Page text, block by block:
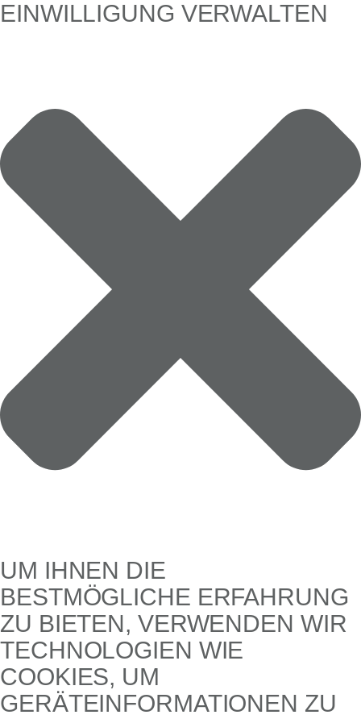
EINWILLIGUNG VERWALTEN
UM IHNEN DIE
BESTMÖGLICHE ERFAHRUNG
ZU BIETEN, VERWENDEN WIR
TECHNOLOGIEN WIE
COOKIES, UM
GERÄTEINFORMATIONEN ZU